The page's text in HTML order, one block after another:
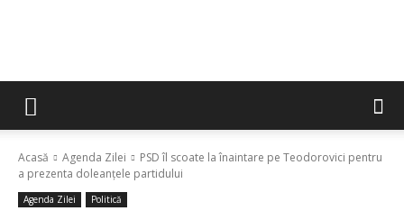
Acasă Agenda Zilei
PSD îl scoate la înaintare pe Teodorovici pentru
a prezenta doleanțele partidului
Agenda Zilei Politică